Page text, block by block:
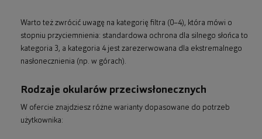
Warto też zwrócić uwagę na kategorię filtra (0–4), która mówi o
stopniu przyciemnienia: standardowa ochrona dla silnego słońca to
kategoria 3, a kategoria 4 jest zarezerwowana dla ekstremalnego
nasłonecznienia (np. w górach).
Rodzaje okularów przeciwsłonecznych
W ofercie znajdziesz różne warianty dopasowane do potrzeb
użytkownika: